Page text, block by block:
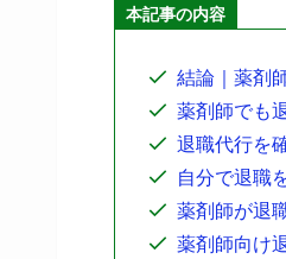
本記事の内容
結論｜薬剤
薬剤師でも
退職代行を
自分で退職
薬剤師が退
薬剤師向け